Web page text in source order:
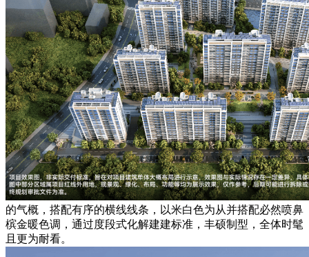
的气概，搭配有序的横线线条，以米白色为从并搭配必然喷鼻
槟金暖色调，通过度段式化解建建标准，丰硕制型，全体时髦
且更为耐看。